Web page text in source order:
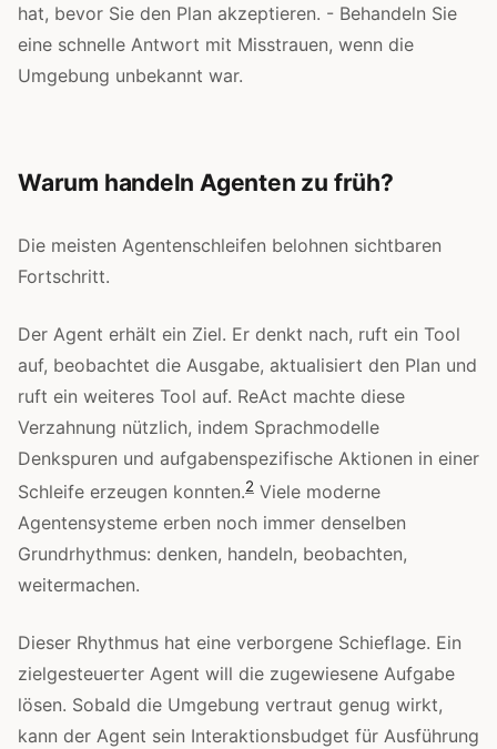
hat, bevor Sie den Plan akzeptieren. - Behandeln Sie
eine schnelle Antwort mit Misstrauen, wenn die
Umgebung unbekannt war.
Warum handeln Agenten zu früh?
Die meisten Agentenschleifen belohnen sichtbaren
Fortschritt.
Der Agent erhält ein Ziel. Er denkt nach, ruft ein Tool
auf, beobachtet die Ausgabe, aktualisiert den Plan und
ruft ein weiteres Tool auf. ReAct machte diese
Verzahnung nützlich, indem Sprachmodelle
Denkspuren und aufgabenspezifische Aktionen in einer
Schleife erzeugen konnten.2 Viele moderne
Agentensysteme erben noch immer denselben
Grundrhythmus: denken, handeln, beobachten,
weitermachen.
Dieser Rhythmus hat eine verborgene Schieflage. Ein
zielgesteuerter Agent will die zugewiesene Aufgabe
lösen. Sobald die Umgebung vertraut genug wirkt,
kann der Agent sein Interaktionsbudget für Ausführung